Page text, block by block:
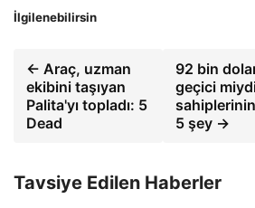
İlgilenebilirsin
← Araç, uzman
ekibini taşıyan
Palita'yı topladı: 5
Dead
92 bin
geçici
5 şey →
Tavsiye Edilen Haberler